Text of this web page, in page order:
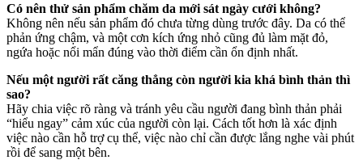
Có nên thử sản phẩm chăm da mới sát ngày cưới không?
Không nên nếu sản phẩm đó chưa từng dùng trước đây. Da có thể
phản ứng chậm, và một cơn kích ứng nhỏ cũng đủ làm mặt đỏ,
ngứa hoặc nổi mẩn đúng vào thời điểm cần ổn định nhất.
Nếu một người rất căng thẳng còn người kia khá bình thản thì
sao?
Hãy chia việc rõ ràng và tránh yêu cầu người đang bình thản phải
“hiểu ngay” cảm xúc của người còn lại. Cách tốt hơn là xác định
việc nào cần hỗ trợ cụ thể, việc nào chỉ cần được lắng nghe vài phút
rồi để sang một bên.